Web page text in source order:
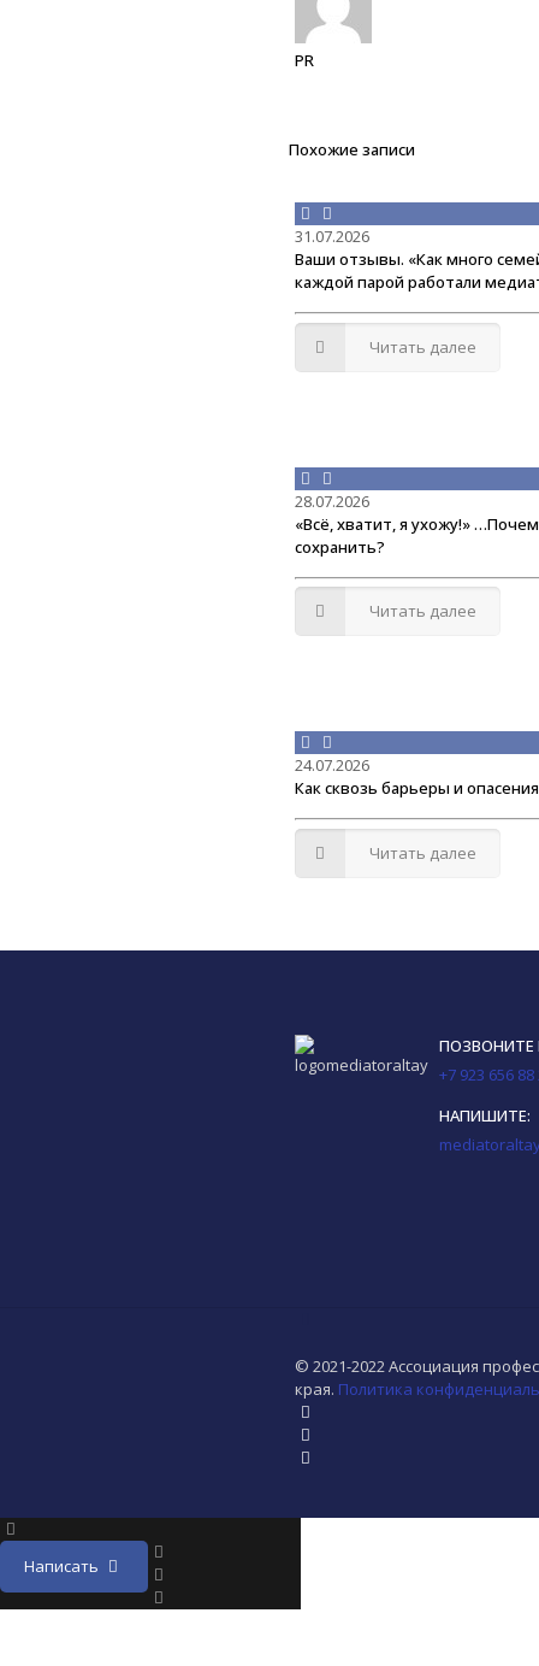
PR
Похожие записи
31.07.2026
Ваши отзывы. «Как много
каждой парой работали
Читать далее
28.07.2026
«Всё, хватит, я ухожу!»
сохранить?
Читать далее
24.07.2026
Как сквозь барьеры и
Читать далее
ПОЗВОНИТЕ
+7 923 656 88
НАПИШИТЕ:
© 2021-2022 Ассоциация
края. Политика
Написать